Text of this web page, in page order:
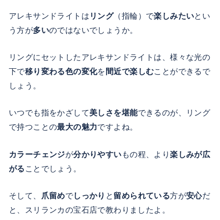
アレキサンドライトは リング（指輪）で楽しみたいとい
う方が多いのではないでしょうか。
リングにセットしたアレキサンドライトは、様々な光の
下で移り変わる色の変化を 間近で楽しむことができるで
しょう。
いつでも指をかざして美しさを堪能できるのが、リング
で持つことの最大の魅力ですよね。
カラーチェンジが分かりやすい もの程、より楽しみが広
がる ことでしょう。
そして、 爪留めでしっかり と 留められている方が安心だ
と、スリランカの宝石店で教わりましたよ。